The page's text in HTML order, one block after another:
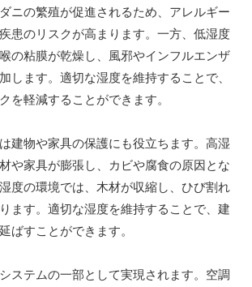
ニの繁殖が促進されるため、アレルギー
患のリスクが高まります。一方、低湿度
の粘膜が乾燥し、風邪やインフルエンザ
します。適切な湿度を維持することで、
を軽減することができます。
建物や家具の保護にも役立ちます。高湿
や家具が膨張し、カビや腐食の原因とな
度の環境では、木材が収縮し、ひび割れ
ます。適切な湿度を維持することで、建
ばすことができます。
ステムの一部として実現されます。空調